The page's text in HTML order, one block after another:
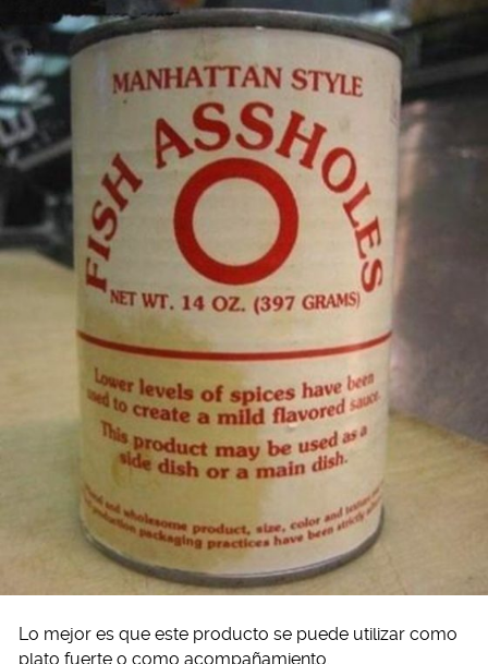
Lo mejor es que este producto se puede utilizar como
plato fuerte o como acompañamiento.